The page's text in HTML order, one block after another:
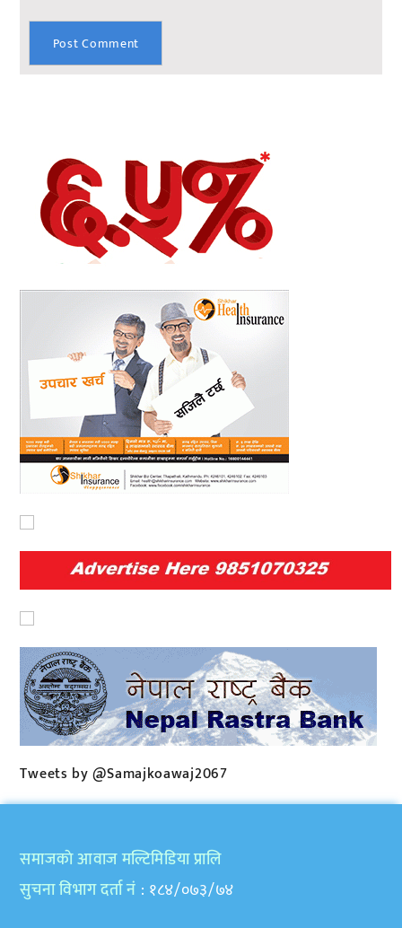
Tweets by @Samajkoawaj2067
समाजकाे आवाज मल्टिमिडिया प्रालि
सुचना विभाग दर्ता नं : १८४/०७३/७४